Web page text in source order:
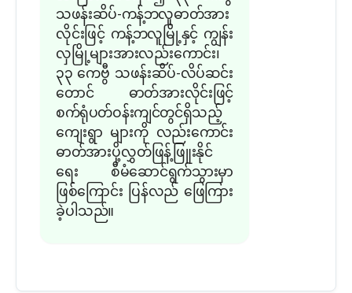
သဖန်းဆိပ်-ကန့်ဘလူဓာတ်အား
လိုင်းဖြင့် ကန့်ဘလူမြို့နှင့် ကျွန်း
လှမြို့များအားလည်းကောင်း၊
၃၃ ကေဗွီ သဖန်းဆိပ်-လိပ်ဆင်း
တောင် ဓာတ်အားလိုင်းဖြင့်
စက်ရုံပတ်ဝန်းကျင်တွင်ရှိသည့်
ကျေးရွာ များကို လည်းကောင်း
ဓာတ်အားပို့လွှတ်ဖြန့်ဖြူးနိုင်
ရေး စီမံ‌ဆောင်ရွက်သွားမှာ
ဖြစ်ကြောင်း ပြန်လည် ဖြေကြား
ခဲ့ပါသည်။